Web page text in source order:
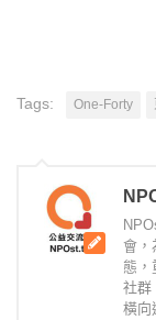
Tags: One-Forty
會，
態，
社群
橫向